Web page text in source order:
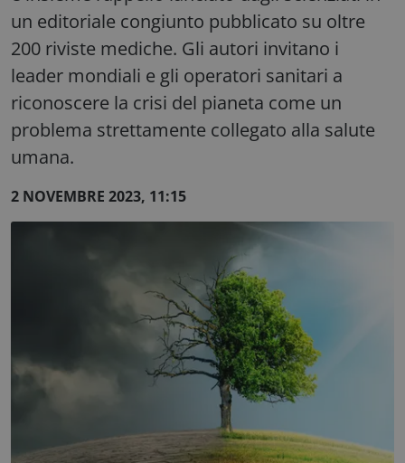
un editoriale congiunto pubblicato su oltre
200 riviste mediche. Gli autori invitano i
leader mondiali e gli operatori sanitari a
riconoscere la crisi del pianeta come un
problema strettamente collegato alla salute
umana.
2 NOVEMBRE 2023, 11:15